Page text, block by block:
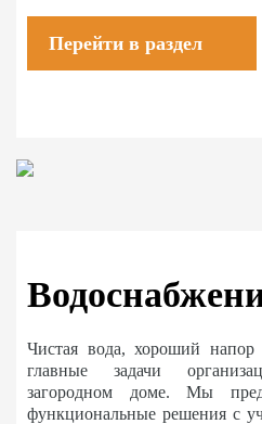
Перейти в раздел
Чистая вода, хороший напор
главные задачи
загородном доме. Мы
функциональные решения с